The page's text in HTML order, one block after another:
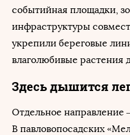
событийная площадки,
инфраструктуры
укрепили береговые
влаголюбивые растения
Здесь дышится
Отдельное направление
В павловопосадских